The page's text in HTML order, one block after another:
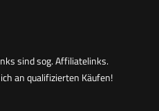
sind sog. Affiliatelinks.
an qualifizierten Käufen!